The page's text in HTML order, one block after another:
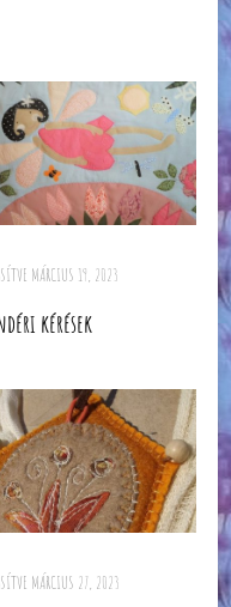
MÁRCIUS 19, 2023
kérések
MÁRCIUS 27, 2023